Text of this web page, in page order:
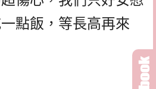
點飯，等長高再來